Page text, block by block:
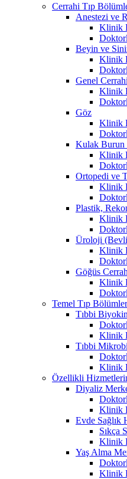
Cerrahi Tıp
Anestezi ve
Klinik
Beyin ve
Klinik
Genel Cerrahi
Klinik
Göz
Klinik
Kulak Burun
Klinik
Ortopedi ve
Klinik
Plastik,
Klinik
Üroloji
Klinik
Göğüs
Klinik
Temel Tıp Bölümler
Tıbbi
Klinik
Tıbbi
Klinik
Özellikli
Diyaliz
Klinik
Evde Sağlık
Sıkça
Klinik
Yaş Alma
Klinik